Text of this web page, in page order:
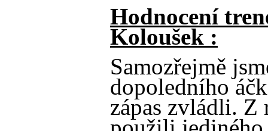
Hodnocení
Koloušek :
Samozřejmě
dopoledního
zápas zvládli. Z